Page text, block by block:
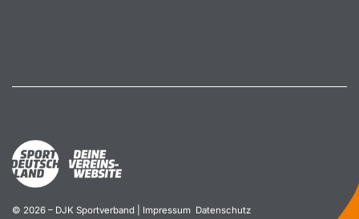
© 2026 – DJK Sportverband | Impressum Datenschutz